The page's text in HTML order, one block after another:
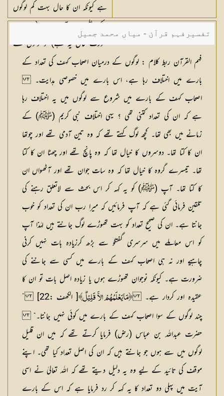
ہے کیونکہ ان کا حال بہت کم لوگوں
کے علم میں آیا ہے۔ (اور جب
صورت حال یہ ہے) تو لوگوں سے
اس بارے میں بھث و نزاع نہ کر،
مگر صرف اس حد تک کہ صاف
صاف بات میں ہو۔ (یعنی باریکیوں
میں نہیں پڑنا چاہیے کہ کتنے آدمی
تھے کتنے دنوں تک رہے تھے) اور
نہ ان لوگوں میں سے کسی سے اس
بارے میں کچھ دریافت کر۔
تفسیرفہم قرآن - میاں محمد جمیل
فہم القرآن ربط کلام : لوگوں کے درمیان اصحاب کہف کی تعداد کے
بارے میں اختلاف رہا ہے، اس بارے میں خصوصی ہدایت۔
اصحاب کہف کے بارے میں شروع سے لوگوں میں یہ اختلاف رہا
ہے کہ ان کی تعداد کتنی تھی ؟ یہی اختلاف نبی کریم (ﷺ) کے
زمانے میں بھی تھا۔ کچھ لوگ کہتے تھے کہ وہ تین آدمی تھے اور چوتھا
ان کا کتا تھا۔ دوسروں کا خیال تھا کہ وہ پانچ تھے اور چھٹا ان کا کتا
تھا۔ تیسرے گروہ کا خیال تھا کہ وہ سات جوان تھے اور آٹھواں ان
کا کتا تھا۔ آپ (ﷺ) کو یہ کہہ کر اس بحث سے لاتعلق رہنے کی
تلقین فرمائی گئی ہے کہ آپ فرمائیں کہ میرا رب ان کی تعداد کو خوب
جانتا ہے۔ ان کی صحیح تعداد کو بہت تھوڑے لوگ جانتے ہیں لہٰذا آپ
کو اس معاملے میں سرسری گفتگو سے بڑھ کرزیادہ بات نہیں کرنی
چاہیے اور نہ ہی اصحاب کہف کے بارے میں کسی سے جاننے کی
ضرورت ہے۔ کیونکہ نوجوان تھوڑے ہوں یا زیادہ اصل بات تو ان کا
عقیدہ اور کردار ہے۔﴿مَایَعْلَمُھُمْ الاَّ قَلِیْلٌ﴾
[ الکھف :22] ”
چند لوگوں کے سوا اصحاب کہف کے بارے میں کوئی نہیں جانتا۔“
حضرت عبداللہ بن عباس (رض) فرمایا کرتے تھے کہ میں ان قلیل
لوگوں میں سے ہوں جو جانتے ہیں کہ ان کی اصل تعداد کیا تھی۔ اپنے
موقف کی تائید کے لیے وہ یہ دلیل دیتے تھے کہ اللہ تعالیٰ نے اسی
آیت میں پہلی دو تعداد کا یہ کہہ کر رد فرمایا ہے کہ اس کے بارے